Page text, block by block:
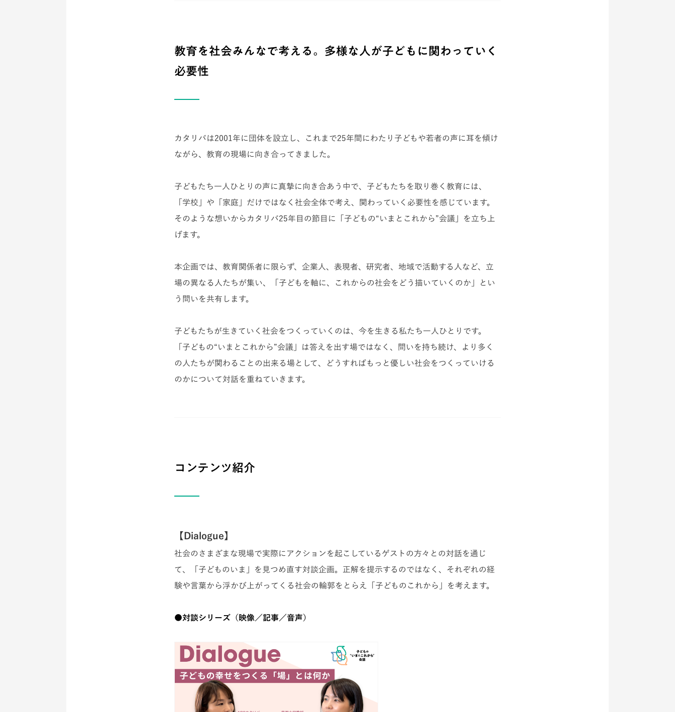
教育を社会みんなで考える。多様な人が子どもに関わっていく
必要性
カタリバは2001年に団体を設立し、これまで25年間にわたり子どもや若者の声に耳を傾け
ながら、教育の現場に向き合ってきました。
子どもたち一人ひとりの声に真摯に向き合あう中で、子どもたちを取り巻く教育には、
「学校」や「家庭」だけではなく社会全体で考え、関わっていく必要性を感じています。
そのような想いからカタリバ25年目の節目に「子どもの“いまとこれから”会議」を立ち上
げます。
本企画では、教育関係者に限らず、企業人、表現者、研究者、地域で活動する人など、立
場の異なる人たちが集い、「子どもを軸に、これからの社会をどう描いていくのか」とい
う問いを共有します。
子どもたちが生きていく社会をつくっていくのは、今を生きる私たち一人ひとりです。
「子どもの“いまとこれから”会議」は答えを出す場ではなく、問いを持ち続け、より多く
の人たちが関わることの出来る場として、どうすればもっと優しい社会をつくっていける
のかについて対話を重ねていきます。
コンテンツ紹介
【Dialogue】
社会のさまざまな現場で実際にアクションを起こしているゲストの方々との対話を通じ
て、「子どものいま」を見つめ直す対談企画。正解を提示するのではなく、それぞれの経
験や言葉から浮かび上がってくる社会の輪郭をとらえ「子どものこれから」を考えます。
●対談シリーズ（映像／記事／音声）